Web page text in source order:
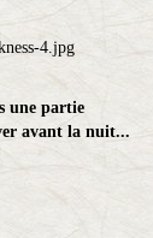
une partie
avant la nuit...